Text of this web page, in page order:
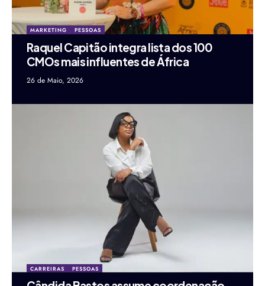
MARKETING PESSOAS
Raquel Capitão integra lista dos 100
CMOs mais influentes de África
26 de Maio, 2026
CARREIRAS PESSOAS